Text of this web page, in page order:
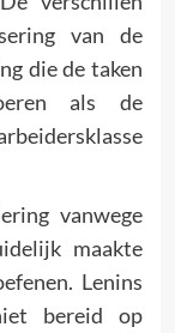
van de
die de taken
als de
vanwege
maakte
Lenins
bereid op